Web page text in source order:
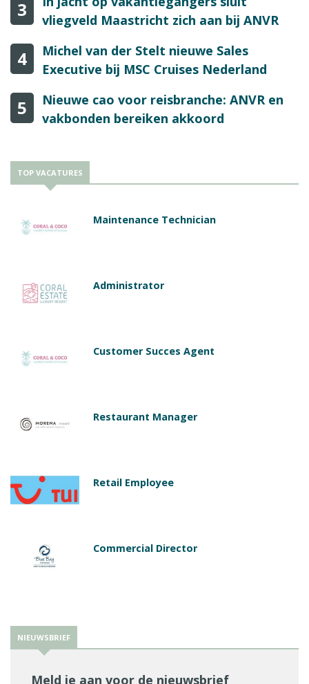
3
vliegveld Maastricht zich aan bij ANVR
4
Michel van der Stelt nieuwe Sales
Executive bij MSC Cruises Nederland
5
Nieuwe cao voor reisbranche: ANVR en
vakbonden bereiken akkoord
TOP VACATURES
Maintenance Technician
Administrator
Customer Succes Agent
Restaurant Manager
Retail Employee
Commercial Director
NIEUWSBRIEF
Meld je aan voor de nieuwsbrief